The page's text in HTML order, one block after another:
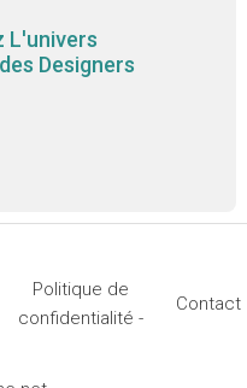
L'univers
Designers
Politique de
confidentialité -
Contact